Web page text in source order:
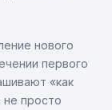
нового
первого
«как
не просто